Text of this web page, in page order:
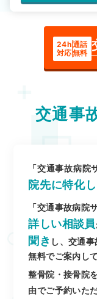
24h
対応
通話
無料
交通事
「交通事故病院
院先に特化
「交通事故病院
詳しい相談員
聞き し、交通
無料でご案内し
整骨院・接骨院
由でご予約いた